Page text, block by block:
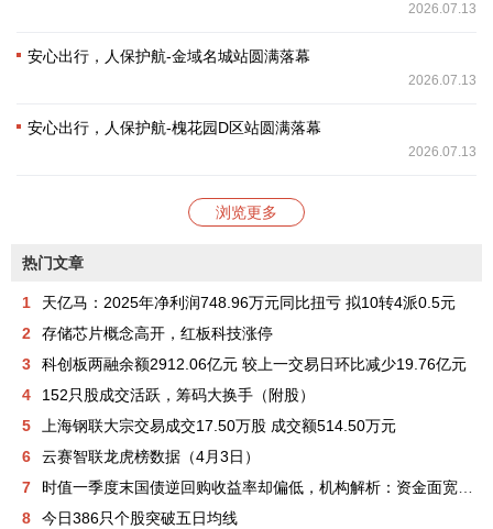
2026.07.13
安心出行，人保护航-金域名城站圆满落幕
2026.07.13
安心出行，人保护航-槐花园D区站圆满落幕
2026.07.13
浏览更多
热门文章
1
天亿马：2025年净利润748.96万元同比扭亏 拟10转4派0.5元
2
存储芯片概念高开，红板科技涨停
3
科创板两融余额2912.06亿元 较上一交易日环比减少19.76亿元
4
152只股成交活跃，筹码大换手（附股）
5
上海钢联大宗交易成交17.50万股 成交额514.50万元
6
云赛智联龙虎榜数据（4月3日）
7
时值一季度末国债逆回购收益率却偏低，机构解析：资金面宽松成核心主因
8
今日386只个股突破五日均线